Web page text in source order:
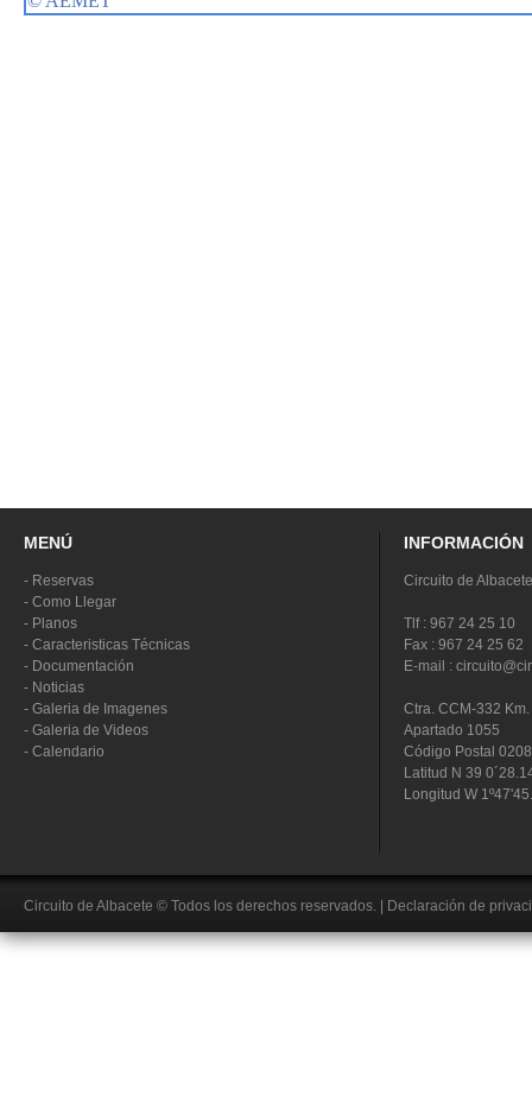
MENÚ
- Reservas
- Como Llegar
- Planos
- Caracteristicas Técnicas
- Documentación
- Noticias
- Galeria de Imagenes
- Galeria de Videos
- Calendario
INFORMACIÓN
Circuito de Albacete
Tlf : 967 24 25 10
Fax : 967 24 25 62
E-mail :
Ctra. CCM-332
Apartado 1055
Código Postal
Latitud N 39
Longitud W
Circuito de Albacete © Todos los derechos reservados. Declaración de